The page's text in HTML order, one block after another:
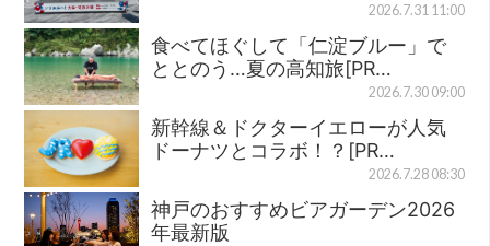
2026.7.31 11:00
食べてほぐして「仁淀ブルー」で
ととのう…夏の高知旅[PR…
2026.7.30 09:00
新幹線＆ドクターイエローが人気
ドーナツとコラボ！？[PR…
2026.7.28 08:30
神戸のおすすめビアガーデン2026
年最新版